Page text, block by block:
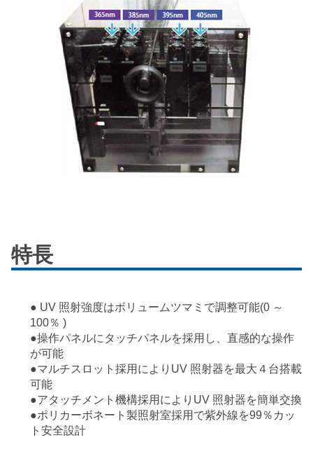
特長
● UV 照射強度はボリュームツマミで調整可能(0 ～
100％ )
●操作パネルにタッチパネルを採用し、直感的な操作
が可能
●マルチスロット採用によりUV 照射器を最大４台搭載
可能
●アタッチメント機構採用によりUV 照射器を簡単交換
●ポリカーボネート製照射室採用で紫外線を99％カッ
ト安全設計